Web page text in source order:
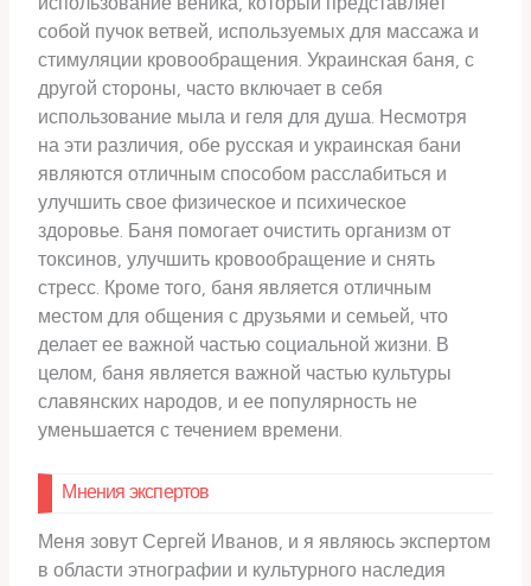
собой пучок ветвей, используемых для массажа и
стимуляции кровообращения. Украинская баня, с
другой стороны, часто включает в себя
использование мыла и геля для душа. Несмотря
на эти различия, обе русская и украинская бани
являются отличным способом расслабиться и
улучшить свое физическое и психическое
здоровье. Баня помогает очистить организм от
токсинов, улучшить кровообращение и снять
стресс. Кроме того, баня является отличным
местом для общения с друзьями и семьей, что
делает ее важной частью социальной жизни. В
целом, баня является важной частью культуры
славянских народов, и ее популярность не
уменьшается с течением времени.
Мнения экспертов
Меня зовут Сергей Иванов, и я являюсь экспертом
в области этнографии и культурного наследия